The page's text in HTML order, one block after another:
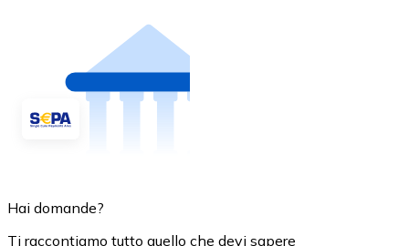
Hai domande?
Ti raccontiamo tutto quello che devi sapere